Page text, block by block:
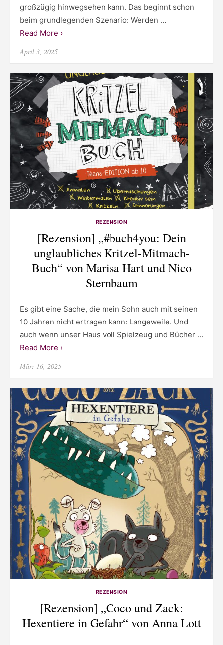
großzügig hinwegsehen kann. Das beginnt schon
beim grundlegenden Szenario: Werden …
Read More ›
Posted
April 3, 2025
REZENSION
[Rezension] „#buch4you: Dein
unglaubliches Kritzel-Mitmach-
Buch“ von Marisa Hart und Nico
Sternbaum
Es gibt eine Sache, die mein Sohn auch mit seinen
10 Jahren nicht ertragen kann: Langeweile. Und
auch wenn unser Haus voll Spielzeug und Bücher …
Read More ›
Posted
März 16, 2025
REZENSION
[Rezension] „Coco und Zack:
Hexentiere in Gefahr“ von Anna Lott